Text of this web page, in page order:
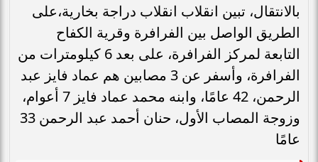
بالانتقال، تبين انقلاب انقلاب دراجة بخارية،على
الطريق الواصل بين الفرافرة وقرية الكفاح
التابعة لمركز الفرافرة، على بعد 6 كيلومترات من
الفرافرة، وأسفر عن 3 مصابين هم عماد فايز عبد
الرحمن، 42 عامًا، وابنه محمد عماد فايز 7 أعوام،
وزوجة المصاب الأول، حنان أحمد عبد الرحمن 33
عامًا